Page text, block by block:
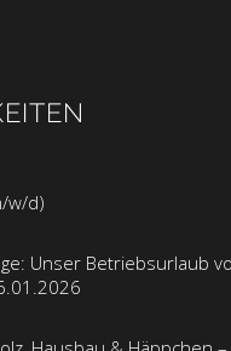
w/d)
Unser Betriebsurlaub